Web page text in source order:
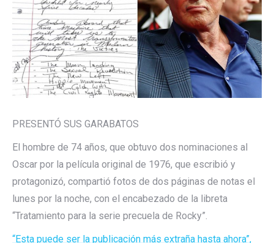
PRESENTÓ SUS GARABATOS
El hombre de 74 años, que obtuvo dos nominaciones al
Oscar por la película original de 1976, que escribió y
protagonizó, compartió fotos de dos páginas de notas el
lunes por la noche, con el encabezado de la libreta
“Tratamiento para la serie precuela de Rocky”.
“Esta puede ser la publicación más extraña hasta ahora”,